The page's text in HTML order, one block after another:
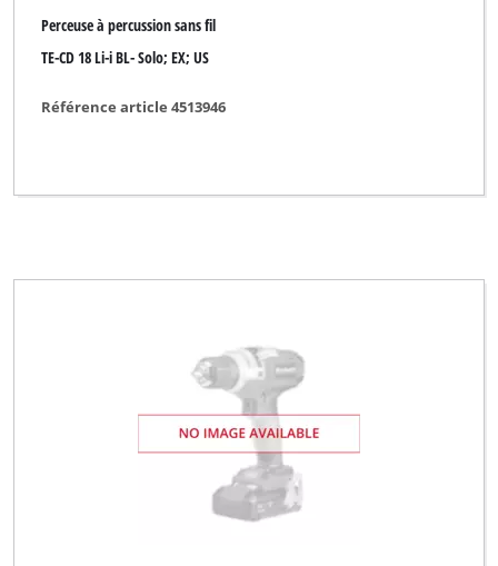
Perceuse à percussion sans fil
TE-CD 18 Li-i BL- Solo; EX; US
Référence article 4513946